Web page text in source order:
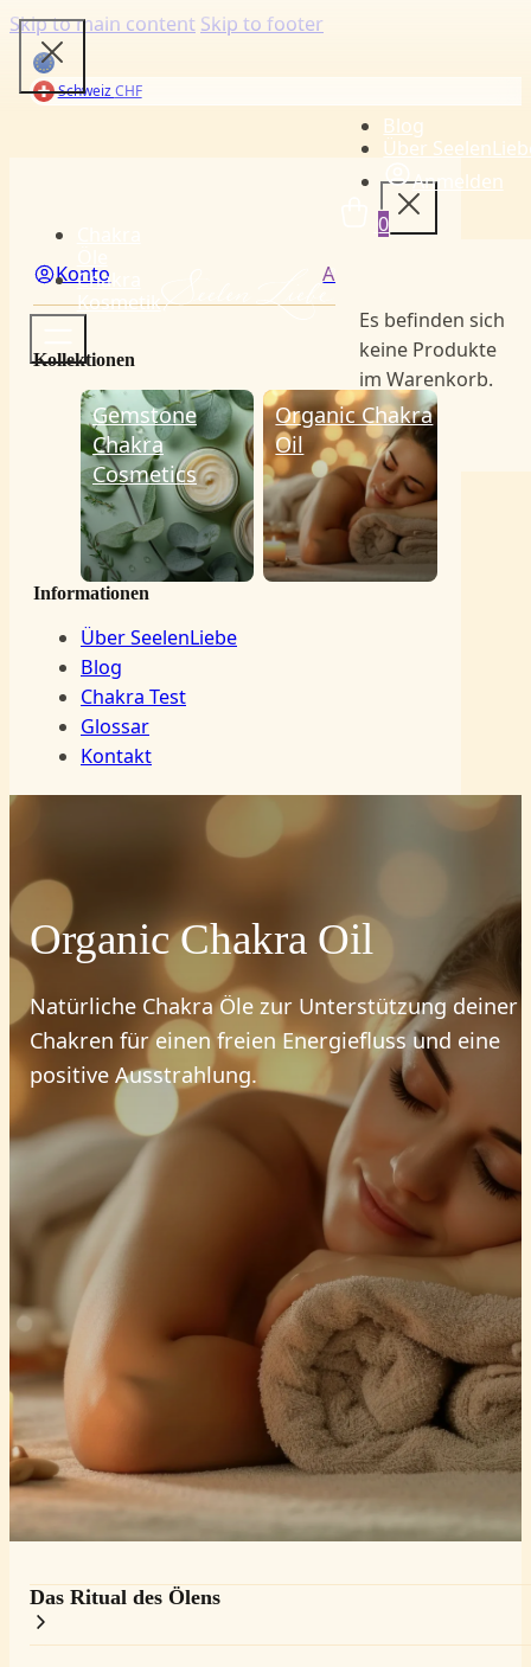
Skip to main content Skip to footer
SchweizCHF
Chakra
Kosmetik
Blog
Über
Anmelden
0
Es befinden sich
keine Produkte
im Warenkorb.
Konto Anmelden
Kollektionen
Gemstone
Chakra
Cosmetics
Organic Chakra
Oil
Informationen
Über SeelenLiebe
Blog
Chakra Test
Glossar
Kontakt
Organic Chakra Oil
Natürliche Chakra Öle zur Unterstützung deiner
Chakren für einen freien Energiefluss und eine
positive Ausstrahlung.
Das Ritual des Ölens